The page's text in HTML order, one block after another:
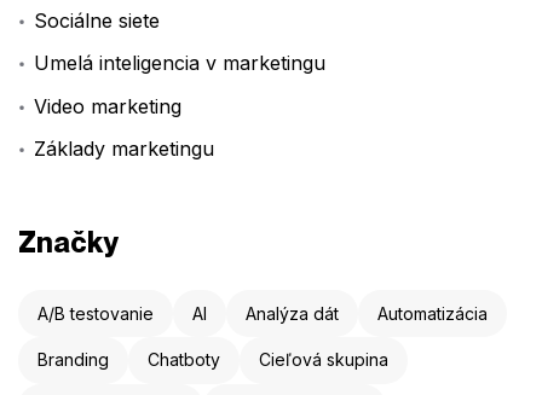
Sociálne siete
Umelá inteligencia v marketingu
Video marketing
Základy marketingu
Značky
A/B testovanie AI Analýza dát Automatizácia
Branding Chatboty Cieľová skupina